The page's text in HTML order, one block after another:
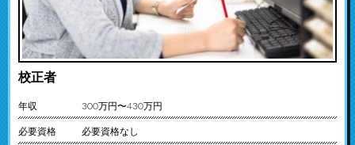
校正者
年収 300万円〜430万円
必要資格 必要資格なし